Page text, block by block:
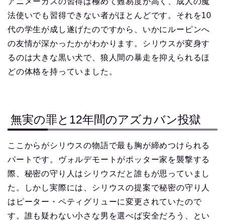
法使いでも習得できない者がほとんどです。それを10
代の学生が成し遂げたのですから、いかにルーピンへ
の友情が深かったかがわかります。シリウスが変身す
るのは大きな黒い犬で、狼人間の暴走を抑えられるほ
どの体格を持っていました。
無実の罪と12年間のアズカバン投獄
ここからがシリウスの物語で最も胸が締めつけられる
パートです。ヴォルデモートがポッター家を襲撃する
際、秘密の守り人はシリウスだと誰もが思っていまし
た。しかし実際には、シリウスの提案で秘密の守り人
はピーター・ペティグリューに変更されていたので
す。誰も疑わない小さな男を選べば安全だろう、とい